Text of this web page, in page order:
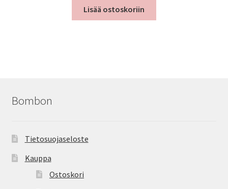
Lisää ostoskoriin
Bombon
Tietosuojaseloste
Kauppa
Ostoskori